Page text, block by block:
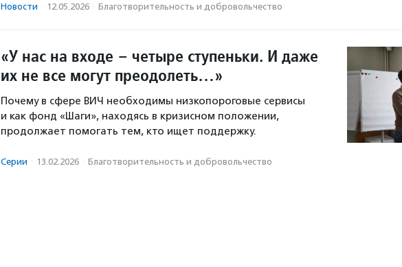
Новости · 12.05.2026 · Благотвори­тель­ность и доброволь­чест­во
«У нас на входе – четыре ступеньки. И даже
их не все могут преодолеть…»
Почему в сфере ВИЧ необходимы низкопороговые сервисы
и как фонд «Шаги», находясь в кризисном положении,
продолжает помогать тем, кто ищет поддержку.
Серии · 13.02.2026 · Благотвори­тель­ность и доброволь­чест­во